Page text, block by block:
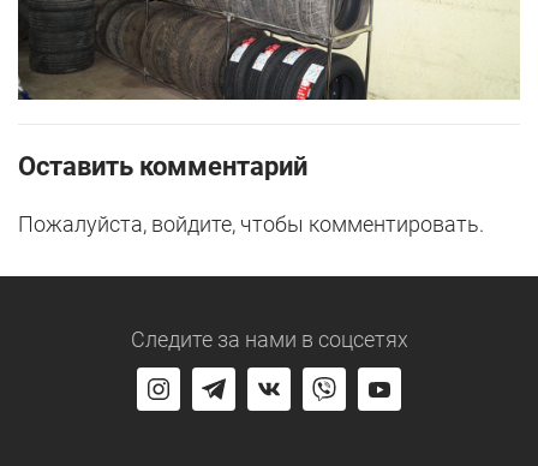
Оставить комментарий
Пожалуйста, войдите, чтобы комментировать.
Следите за нами в соцсетях